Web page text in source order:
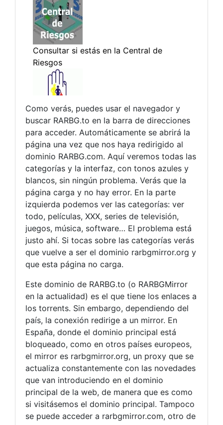
Como verás, puedes usar el navegador y
buscar RARBG.to en la barra de direcciones
para acceder. Automáticamente se abrirá la
página una vez que nos haya redirigido al
dominio RARBG.com. Aquí veremos todas las
categorías y la interfaz, con tonos azules y
blancos, sin ningún problema. Verás que la
página carga y no hay error. En la parte
izquierda podemos ver las categorías: ver
todo, películas, XXX, series de televisión,
juegos, música, software… El problema está
justo ahí. Si tocas sobre las categorías verás
que vuelve a ser el dominio rarbgmirror.org y
que esta página no carga.
Este dominio de RARBG.to (o RARBGMirror
en la actualidad) es el que tiene los enlaces a
los torrents. Sin embargo, dependiendo del
país, la conexión redirige a un mirror. En
España, donde el dominio principal está
bloqueado, como en otros países europeos,
el mirror es rarbgmirror.org, un proxy que se
actualiza constantemente con las novedades
que van introduciendo en el dominio
principal de la web, de manera que es como
si visitásemos el dominio principal. Tampoco
se puede acceder a rarbgmirror.com, otro de